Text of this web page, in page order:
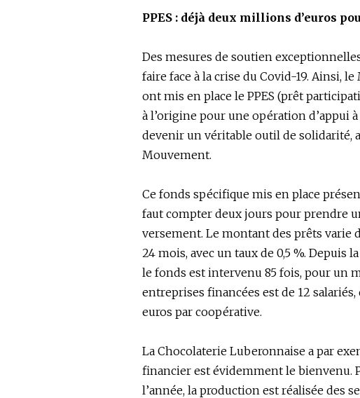
PPES : déjà deux millions d’euros
Des mesures de soutien
faire face à la crise du Covid-19. Ainsi,
ont mis en place le PPES (prêt
à l’origine pour une opération d’appui
devenir un véritable outil de solidarité,
Mouvement.
Ce fonds spécifique mis en place
faut compter deux jours pour prendre
versement. Le montant des prêts varie
24 mois, avec un taux de 0,5 %. Depuis
le fonds est intervenu 85 fois, pour un
entreprises financées est de 12
euros par coopérative.
La Chocolaterie Luberonnaise a par
financier est évidemment le bienvenu.
l’année, la production est réalisée des